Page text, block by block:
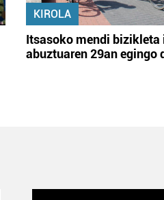
KIROLA
Itsasoko mendi
abuztuaren 29an egingo